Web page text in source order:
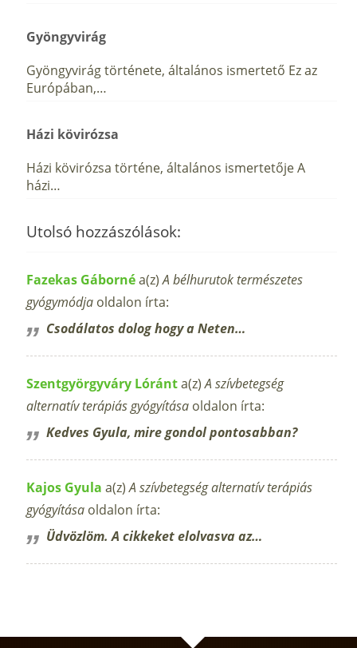
Gyöngyvirág
Gyöngyvirág története, általános ismertető Ez az
Európában,…
Házi kövirózsa
Házi kövirózsa történe, általános ismertetője A
házi…
Utolsó hozzászólások:
Fazekas Gábornéa(z)A bélhurutok természetes
gyógymódja oldalon írta:
Csodálatos dolog hogy a Neten…
Szentgyörgyváry Lóránta(z)A szívbetegség
alternatív terápiás gyógyítása oldalon írta:
Kedves Gyula, mire gondol pontosabban?
Kajos Gyula a(z)A szívbetegség alternatív terápiás
gyógyítása oldalon írta:
Üdvözlöm. A cikkeket elolvasva az…